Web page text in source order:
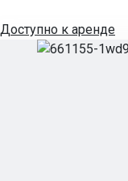
Доступно к аренде